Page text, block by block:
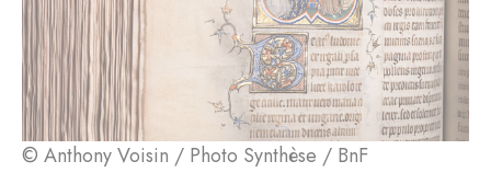
© Anthony Voisin / Photo Synthèse / BnF